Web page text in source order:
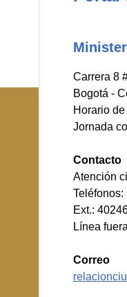
Carrera 8
Bogotá -
Horario
Jornada
Contacto
Atención
Teléfonos:
Ext.:
Línea
Correo